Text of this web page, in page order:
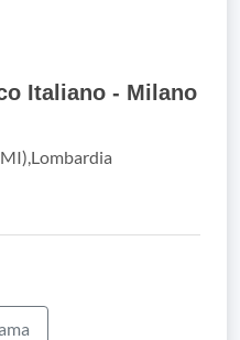
Italiano - Milano